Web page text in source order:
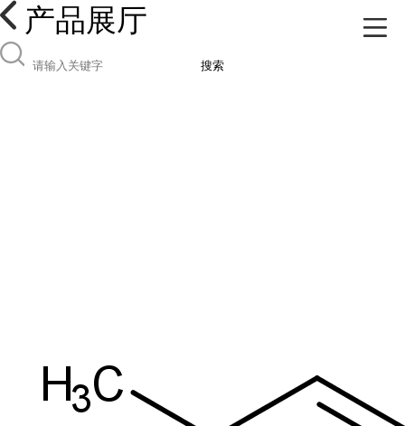
产品展厅
搜索